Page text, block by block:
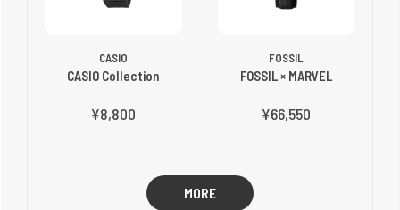
CASIO
CASIO Collection
¥8,800
FOSSIL
FOSSIL × MARVEL
¥66,550
MORE